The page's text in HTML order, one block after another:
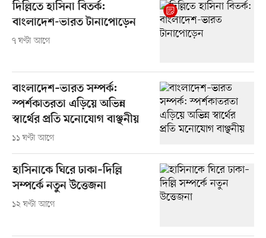
দিল্লিতে হাসিনা বিতর্ক:
বাংলাদেশ-ভারত টানাপোড়েন
৭ ঘণ্টা আগে
বাংলাদেশ–ভারত সম্পর্ক:
স্পর্শকাতরতা এড়িয়ে অভিন্ন
স্বার্থের প্রতি মনোযোগ বাঞ্ছনীয়
১১ ঘণ্টা আগে
হাসিনাকে ঘিরে ঢাকা–দিল্লি
সম্পর্কে নতুন উত্তেজনা
১২ ঘণ্টা আগে